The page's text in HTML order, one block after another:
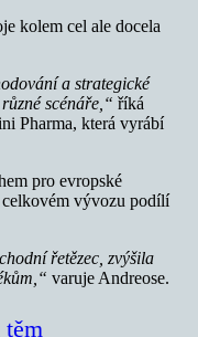
kolem cel ale docela
a strategické
scénáře,“ říká
Pharma, která vyrábí
pro evropské
vývozu podílí
řetězec, zvýšila
varuje Andreose.